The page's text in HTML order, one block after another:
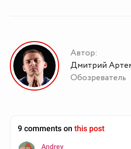
Автор:
Дмитрий
Обозреватель